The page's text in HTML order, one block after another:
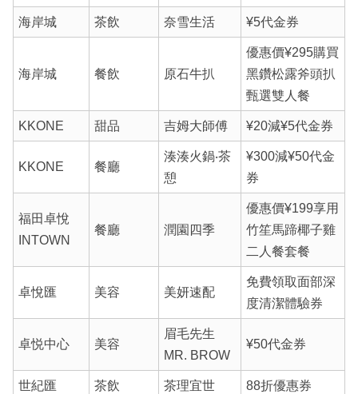
海岸城 茶飲 奈雪生活 ¥5代金券
海岸城 餐飲 原石牛扒
優惠價¥295購買
黑鑽松露斧頭扒
甄選雙人餐
KKONE 甜品 吉姆大師傅 ¥20減¥5代金券
KKONE 餐廳
湊湊火鍋‧茶
憩
¥300減¥50代金
券
福田卓悅
INTOWN
餐廳 潤園四季
優惠價¥199享用
竹笙馬蹄椰子雞
二人餐套餐
卓悅匯 美容 美妍速配
免費領取面部深
度清潔體驗券
卓悦中心 美容
眉毛先生
MR. BROW
¥50代金券
世紀匯 茶飲 茶理宜世 88折優惠券